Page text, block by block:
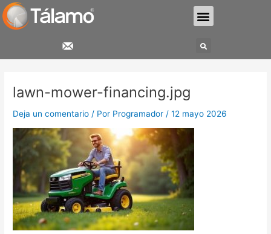
al
contenido
Menu
Search
lawn-mower-financing.jpg
Deja un comentario / Por Programador /12 mayo 2026